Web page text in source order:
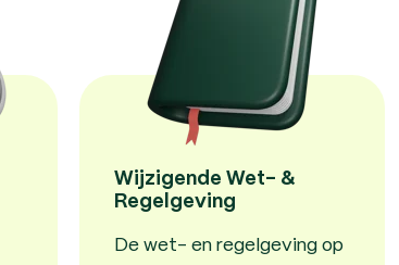
Wijzigende Wet- &
Regelgeving
De wet- en regelgeving op